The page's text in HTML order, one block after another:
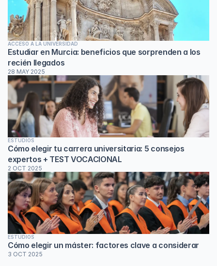
ACCESO A LA UNIVERSIDAD
Estudiar en Murcia: beneficios que sorprenden a los
recién llegados
28 MAY 2025
ESTUDIOS
Cómo elegir tu carrera universitaria: 5 consejos
expertos + TEST VOCACIONAL
2 OCT 2025
ESTUDIOS
Cómo elegir un máster: factores clave a considerar
3 OCT 2025